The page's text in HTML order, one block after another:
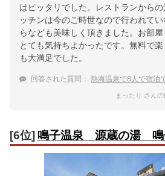
はピッタリでした。レストランから
ッチンは今のご時世なので行われて
らなども美味しく頂きました。お部
とても気持ちよかったです。無料で
も大満足でした。
回答された質問： 熱海温泉で8人で宿泊で
まったり さん
[6位] 鳴子温泉 源蔵の湯 鳴